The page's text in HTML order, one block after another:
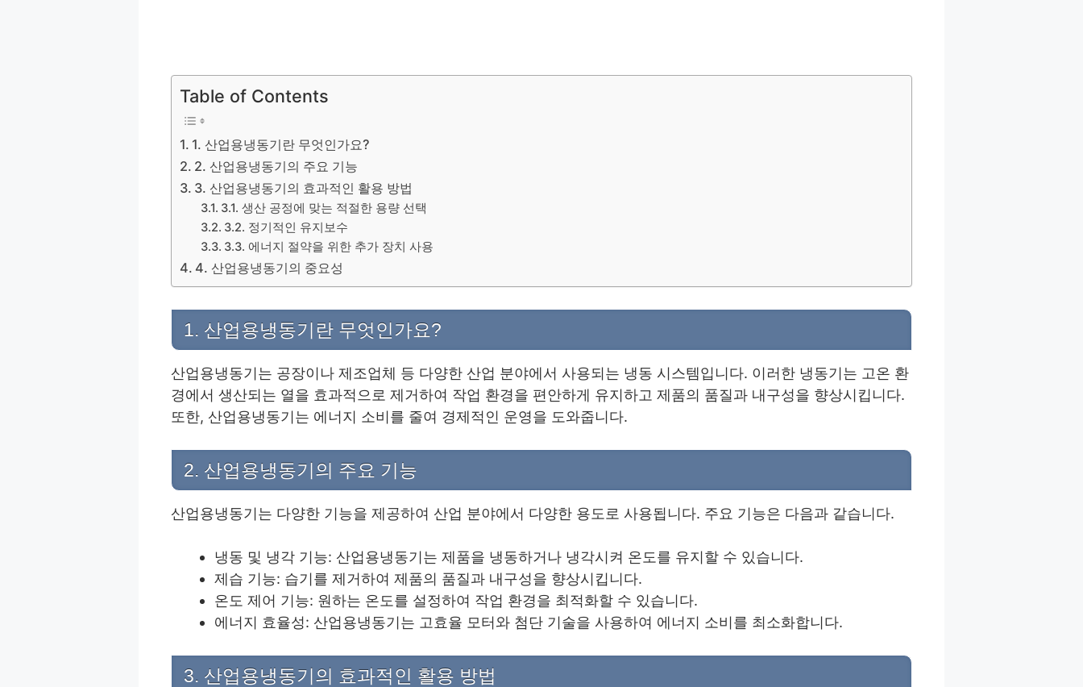
Table of Contents
1. 산업용냉동기란 무엇인가요?
2. 산업용냉동기의 주요 기능
3. 산업용냉동기의 효과적인 활용 방법
3.1. 생산 공정에 맞는 적절한 용량 선택
3.2. 정기적인 유지보수
3.3. 에너지 절약을 위한 추가 장치 사용
4. 산업용냉동기의 중요성
1. 산업용냉동기란 무엇인가요?
산업용냉동기는 공장이나 제조업체 등 다양한 산업 분야에서 사용되는 냉동 시스템입니다. 이러한 냉동기는 고온 환
경에서 생산되는 열을 효과적으로 제거하여 작업 환경을 편안하게 유지하고 제품의 품질과 내구성을 향상시킵니다.
또한, 산업용냉동기는 에너지 소비를 줄여 경제적인 운영을 도와줍니다.
2. 산업용냉동기의 주요 기능
산업용냉동기는 다양한 기능을 제공하여 산업 분야에서 다양한 용도로 사용됩니다. 주요 기능은 다음과 같습니다.
냉동 및 냉각 기능: 산업용냉동기는 제품을 냉동하거나 냉각시켜 온도를 유지할 수 있습니다.
제습 기능: 습기를 제거하여 제품의 품질과 내구성을 향상시킵니다.
온도 제어 기능: 원하는 온도를 설정하여 작업 환경을 최적화할 수 있습니다.
에너지 효율성: 산업용냉동기는 고효율 모터와 첨단 기술을 사용하여 에너지 소비를 최소화합니다.
3. 산업용냉동기의 효과적인 활용 방법